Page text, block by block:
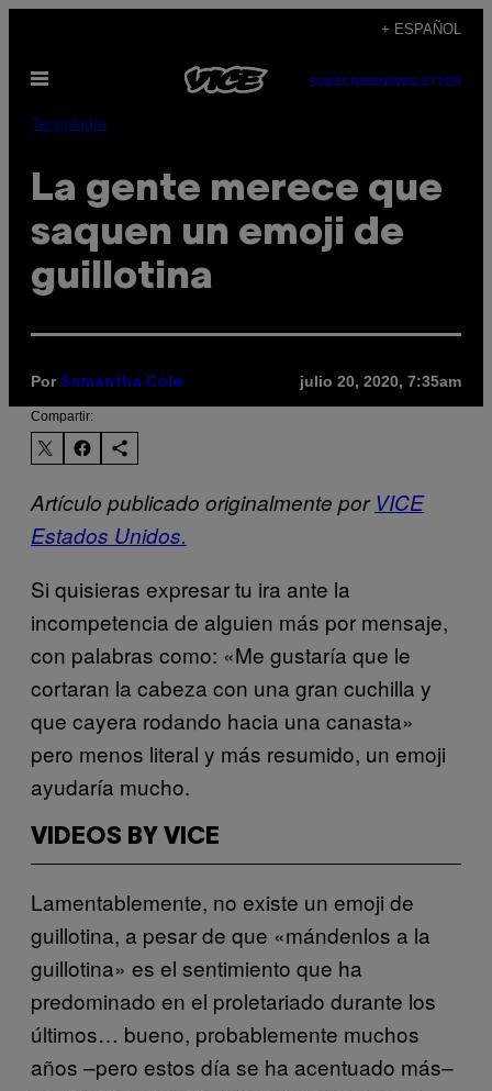
contenido
+ ESPAÑOL
Abrir
SUBSCRIBENEWSLETTER
Tecnología
La gente merece que
saquen un emoji de
guillotina
Por Samantha Cole julio 20, 2020, 7:35am
Compartir:
Artículo publicado originalmente porVICE
Estados Unidos.
Si quisieras expresar tu ira ante la
incompetencia de alguien más por mensaje,
con palabras como: «Me gustaría que le
cortaran la cabeza con una gran cuchilla y
que cayera rodando hacia una canasta»
pero menos literal y más resumido, un emoji
ayudaría mucho.
VIDEOS BY VICE
Lamentablemente, no existe un emoji de
guillotina, a pesar de que «mándenlos a la
guillotina» es el sentimiento que ha
predominado en el proletariado durante los
últimos… bueno, probablemente muchos
años –pero estos día se ha acentuado más–